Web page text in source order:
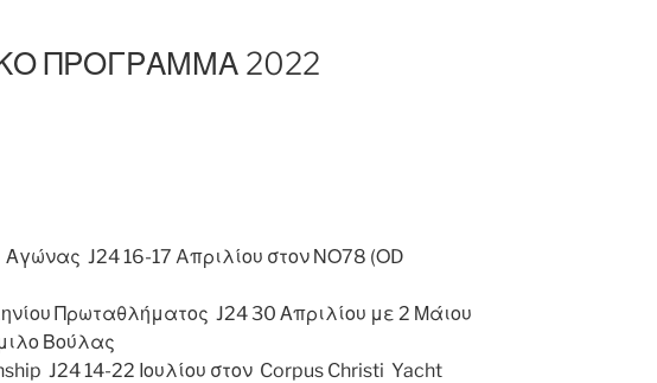
ΠΡΟΓΡΑΜΜΑ 2022
J24 16-17 Aπριλίου στον ΝΟ78 (ΟD
Πρωταθλήματος J24 30 Απριλίου με 2 Μάιου
Βούλας
J24 14-22 Ιουλίου στον Corpus Christi Yacht